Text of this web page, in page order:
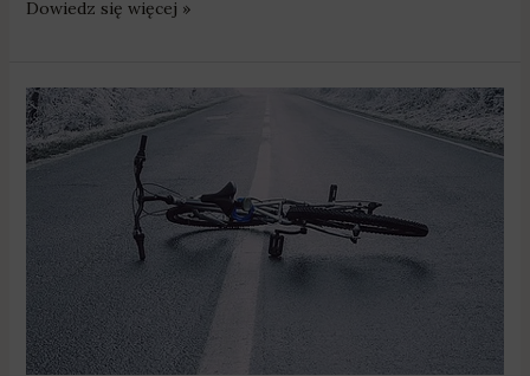
Dowiedz się więcej »
14-
latek
kierował
1,6
promila
alkoholu